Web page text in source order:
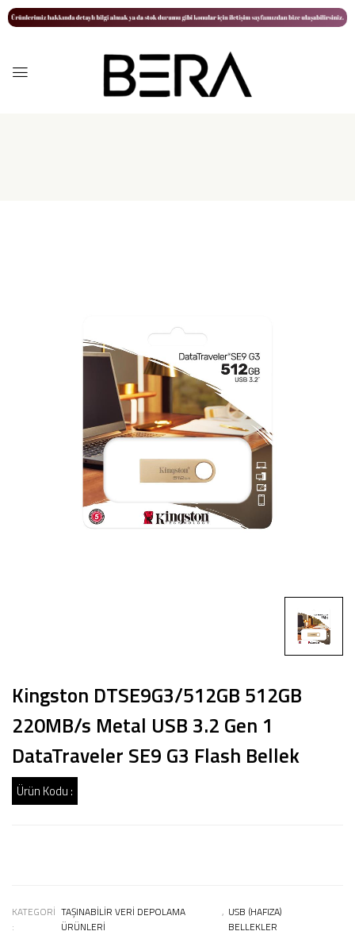
Kingston DTSE9G3/512GB 512GB
220MB/s Metal USB 3.2 Gen 1
DataTraveler SE9 G3 Flash Bellek
Ürün Kodu :
KATEGORI
:
TAŞINABILIR VERI DEPOLAMA
ÜRÜNLERI
, USB (HAFIZA)
BELLEKLER